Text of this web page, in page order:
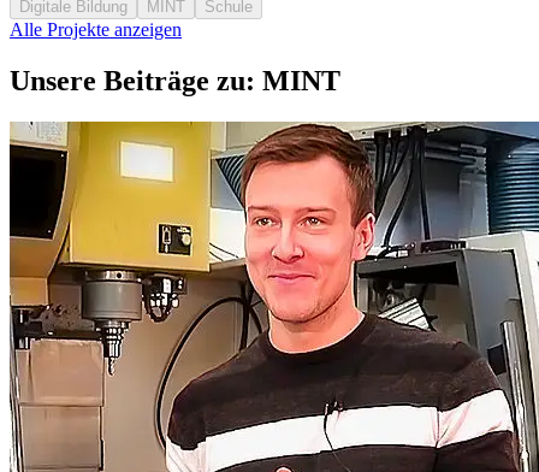
Digitale Bildung MINT Schule
Alle Projekte anzeigen
Unsere Beiträge zu: MINT